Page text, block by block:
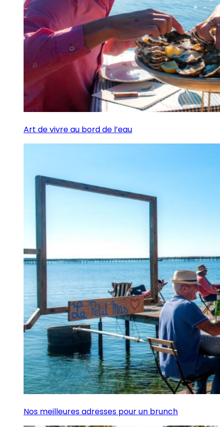
Art de vivre au bord de l’eau
Nos meilleures adresses pour un brunch